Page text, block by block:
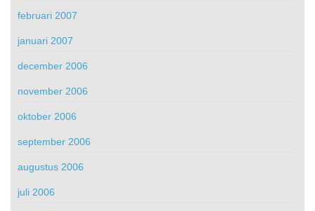
februari 2007
januari 2007
december 2006
november 2006
oktober 2006
september 2006
augustus 2006
juli 2006